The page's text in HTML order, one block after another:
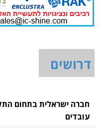
דרושים
חברה ישראלית בתחום
עובדים